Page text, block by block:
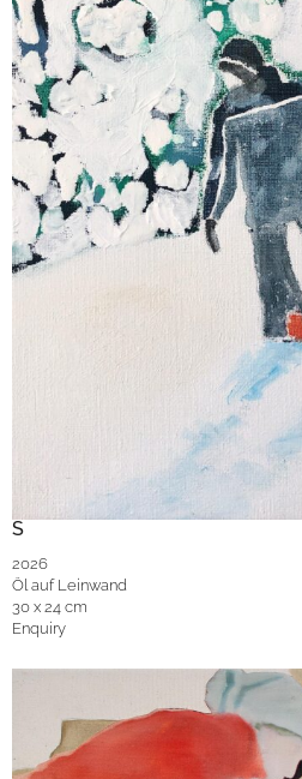
S
2026
Öl auf Leinwand
30 x 24 cm
Enquiry